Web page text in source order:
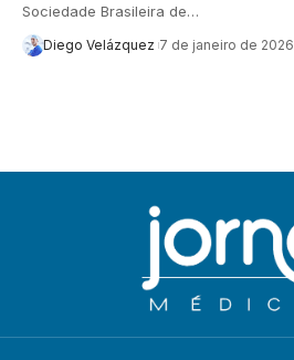
Sociedade Brasileira de…
Diego Velázquez 7 de janeiro de 2026